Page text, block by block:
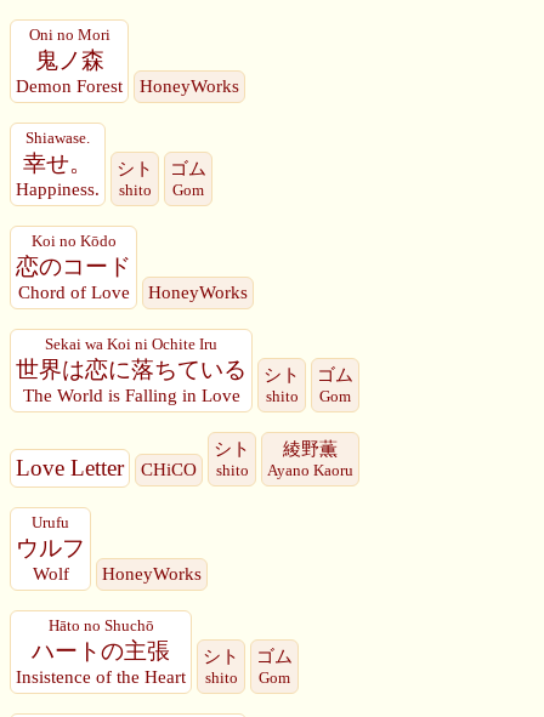
Oni no Mori
鬼ノ森
Demon Forest HoneyWorks
Shiawase.
幸せ。
Happiness.
シト
shito
ゴム
Gom
Koi no Kōdo
恋のコード
Chord of Love HoneyWorks
Sekai wa Koi ni Ochite Iru
世界は恋に落ちている
The World is Falling in Love
シト
shito
ゴム
Gom
Love Letter CHiCO
シト
shito
綾野薫
Ayano Kaoru
Urufu
ウルフ
Wolf HoneyWorks
Hāto no Shuchō
ハートの主張
Insistence of the Heart
シト
shito
ゴム
Gom